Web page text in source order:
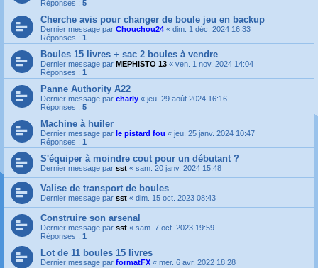
Réponses : 5
Cherche avis pour changer de boule jeu en backup
Dernier message par Chouchou24 « dim. 1 déc. 2024 16:33
Réponses : 1
Boules 15 livres + sac 2 boules à vendre
Dernier message par MEPHISTO 13 « ven. 1 nov. 2024 14:04
Réponses : 1
Panne Authority A22
Dernier message par charly « jeu. 29 août 2024 16:16
Réponses : 5
Machine à huiler
Dernier message par le pistard fou « jeu. 25 janv. 2024 10:47
Réponses : 1
S'équiper à moindre cout pour un débutant ?
Dernier message par sst « sam. 20 janv. 2024 15:48
Valise de transport de boules
Dernier message par sst « dim. 15 oct. 2023 08:43
Construire son arsenal
Dernier message par sst « sam. 7 oct. 2023 19:59
Réponses : 1
Lot de 11 boules 15 livres
Dernier message par formatFX « mer. 6 avr. 2022 18:28